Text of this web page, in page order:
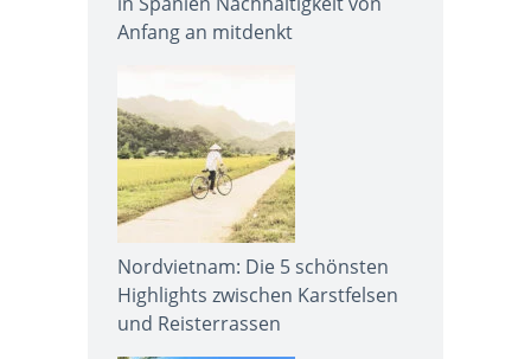
Anfang an mitdenkt
Nordvietnam: Die 5 schönsten
Highlights zwischen Karstfelsen
und Reisterrassen